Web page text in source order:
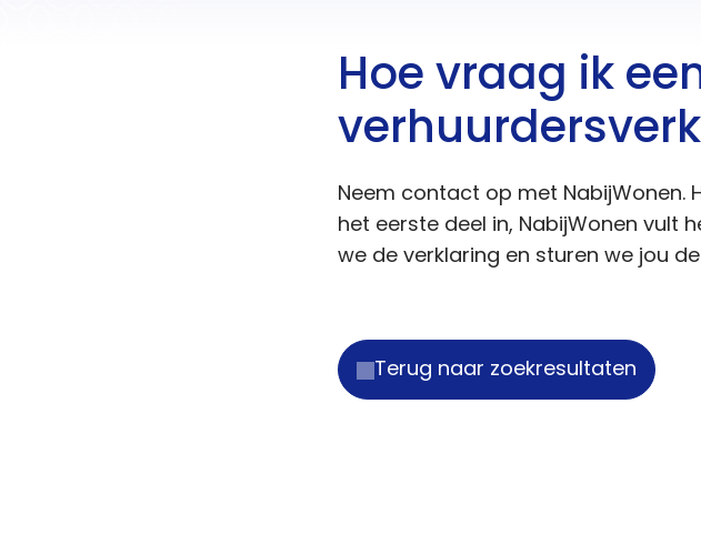
Hoe vraag ik
Neem contact op met NabijWonen.
het eerste deel in, NabijWonen vult
we de verklaring en sturen we jou
Terug naar zoekresultaten